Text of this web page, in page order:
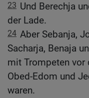
23 Und Berechja
der Lade.
24 Aber Sebanja,
Sacharja, Benaja
mit Trompeten vor
Obed-Edom und
waren.